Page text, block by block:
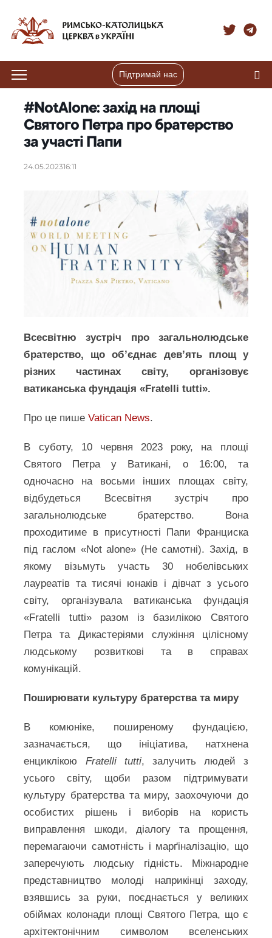
Підтримай нас
#NotAlone: захід на площі
Святого Петра про братерство
за участі Папи
24.05.202316:11
Всесвітню зустріч про загальнолюдське
братерство, що об’єднає дев’ять площ у
різних частинах світу, організовує
ватиканська фундація «Fratelli tutti».
Про це пишеVatican News.
В суботу, 10 червня 2023 року, на площі
Святого Петра у Ватикані, о 16:00, та
одночасно на восьми інших площах світу,
відбудеться Всесвітня зустріч про
загальнолюдське братерство. Вона
проходитиме в присутності Папи Франциска
під гаслом «Not alone» (Не самотні). Захід, в
якому візьмуть участь 30 нобелівських
лауреатів та тисячі юнаків і дівчат з усього
світу, організувала ватиканська фундація
«Fratelli tutti» разом із базилікою Святого
Петра та Дикастеріями служіння цілісному
людському розвиткові та в справах
комунікацій.
Поширювати культуру братерства та миру
В комюніке, поширеному фундацією,
зазначається, що ініціатива, натхнена
енциклікою Fratelli tutti, залучить людей з
усього світу, щоби разом підтримувати
культуру братерства та миру, заохочуючи до
особистих рішень і виборів на користь
виправлення шкоди, діалогу та прощення,
перемагаючи самотність і марґіналізацію, що
заперечують людську гідність. Міжнародне
представництво молоді наприкінці заходу,
взявшись за руки, поєднається у великих
обіймах колонади площі Святого Петра, що є
архітектонічним символом вселенських